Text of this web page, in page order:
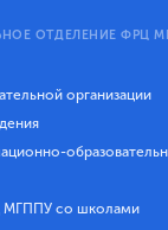
ОТДЕЛЕНИЕ ФРЦ
организации
МГППУ со школами